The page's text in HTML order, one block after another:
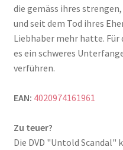
die gemäss ihres
und seit dem Tod ihres
Liebhaber mehr hatte.
es ein schweres
verführen.
EAN: 4020974161961
Zu teuer?
Die DVD "Untold Scandal"